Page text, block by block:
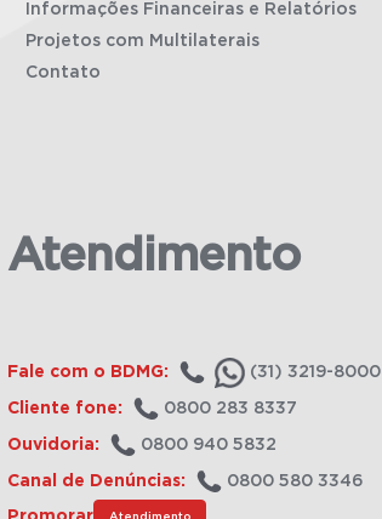
Informações Financeiras e Relatórios
Projetos com Multilaterais
Contato
Atendimento
Fale com o BDMG: (31) 3219-8000
Cliente fone: 0800 283 8337
Ouvidoria: 0800 940 5832
Canal de Denúncias: 0800 580 3346
Atendimento